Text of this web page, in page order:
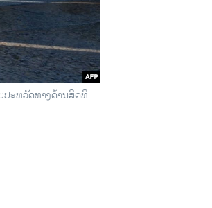
ປະຫວັດທາງດ້ານສິດທິ